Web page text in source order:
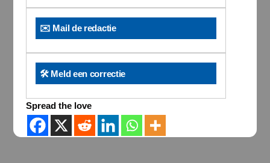
✉️ Mail de redactie
🛠️ Meld een correctie
Spread the love